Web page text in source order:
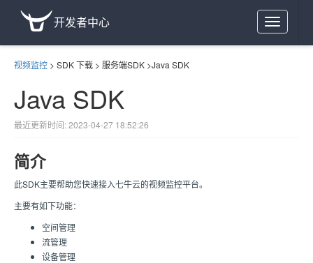
Toggle
navigation
开发者中心
视频监控 > SDK 下载 > 服务端SDK >Java SDK
Java SDK
最近更新时间: 2023-04-27 18:52:26
简介
此SDK主要帮助您快速接入七牛云的视频监控平台。
主要有如下功能：
空间管理
流管理
设备管理